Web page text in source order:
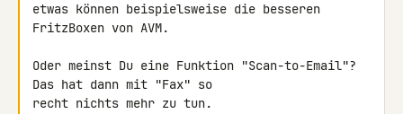
etwas können beispielsweise die besseren
FritzBoxen von AVM.
Oder meinst Du eine Funktion "Scan-to-Email"?
Das hat dann mit "Fax" so
recht nichts mehr zu tun.